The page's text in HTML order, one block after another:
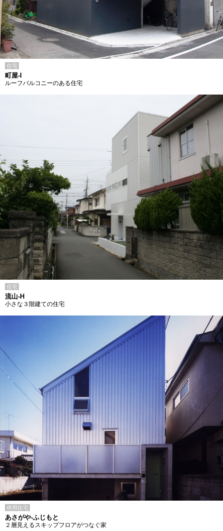
住宅
町屋-I
ルーフバルコニーのある住宅
住宅
流山-H
小さな３階建ての住宅
併用住宅
あさがや-ふじもと
２層見えるスキップフロアがつなぐ家